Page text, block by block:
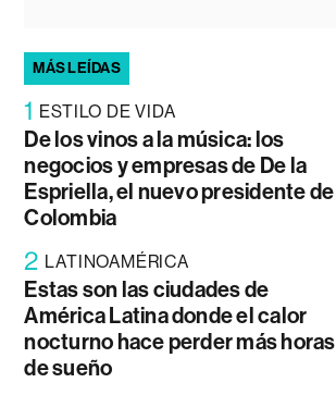
MÁS LEÍDAS
1 ESTILO DE VIDA
De los vinos a la música: los
negocios y empresas de De la
Espriella, el nuevo presidente de
Colombia
2 LATINOAMÉRICA
Estas son las ciudades de
América Latina donde el calor
nocturno hace perder más horas
de sueño